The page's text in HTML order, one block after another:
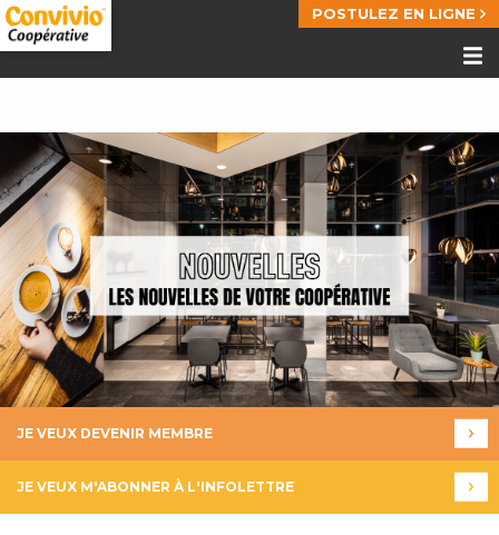
POSTULEZ EN LIGNE
JE VEUX DEVENIR MEMBRE
JE VEUX M'ABONNER À L'INFOLETTRE